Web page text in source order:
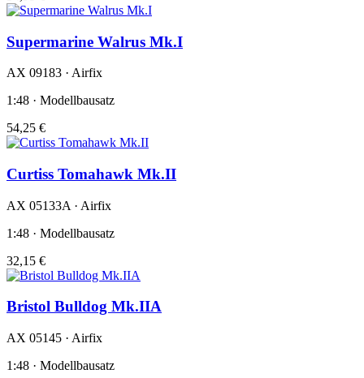
Supermarine Walrus Mk.I
AX 09183 · Airfix
1:48 · Modellbausatz
54,25 €
Curtiss Tomahawk Mk.II
AX 05133A · Airfix
1:48 · Modellbausatz
32,15 €
Bristol Bulldog Mk.IIA
AX 05145 · Airfix
1:48 · Modellbausatz